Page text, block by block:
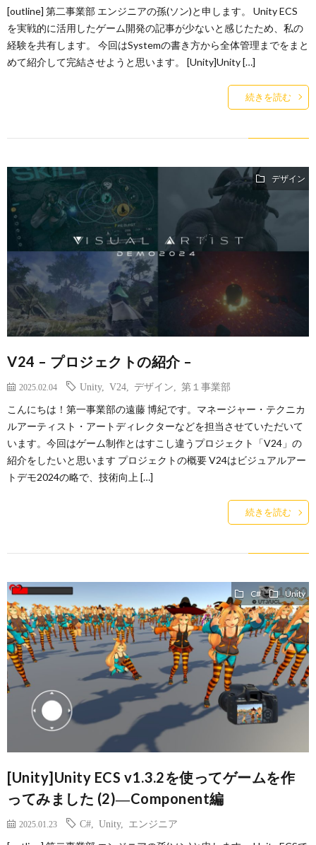
[outline] 第二事業部 エンジニアの孫(ソン)と申します。 Unity ECS
を実戦的に活用したゲーム開発の記事が少ないと感じたため、私の
経験を共有します。 今回はSystemの書き方から全体管理までをまと
めて紹介して完結させようと思います。 [Unity]Unity […]
続きを読む
デザイン
V24 – プロジェクトの紹介 –
2025.02.04 Unity, V24 デザイン 第１事業部
こんにちは！第一事業部の遠藤 博紀です。マネージャー・テクニカ
ルアーティスト・アートディレクターなどを担当させていただいて
います。今回はゲーム制作とはすこし違うプロジェクト「V24」の
紹介をしたいと思います プロジェクトの概要 V24はビジュアルアー
トデモ2024の略で、技術向上 […]
続きを読む
C# Unity
[Unity]Unity ECS v1.3.2を使ってゲームを作
ってみました (2)―Component編
2025.01.23 C# Unity, エンジニア